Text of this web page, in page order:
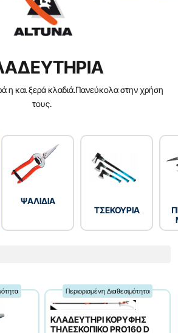
η και ξερά κλαδιά.Πανεύκολα στην χρήση
τους.
ΨΑΛΙΔΙΑ
ΤΣΕΚΟΥΡΙΑ
Περιορισμένη Διαθεσιμότητα
ΚΛΑΔΕΥΤΗΡΙ ΚΟΡΥΦΗΣ
ΤΗΛΕΣΚΟΠΙΚΟ PRO160 D